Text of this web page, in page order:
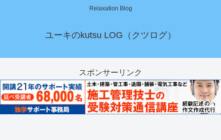
Relaxation Blog
ユーキのkutsu LOG（クツログ）
スポンサーリンク